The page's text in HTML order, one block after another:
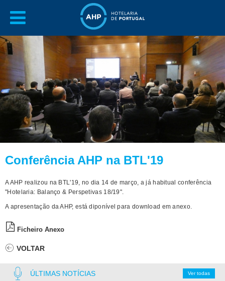
Conferência AHP na BTL'19
A AHP realizou na BTL'19, no dia 14 de março, a já habitual conferência
"Hotelaria: Balanço & Perspetivas 18/19".
A apresentação da AHP, está diponível para download em anexo.
Ficheiro Anexo
VOLTAR
Ver todas
ÚLTIMAS NOTÍCIAS